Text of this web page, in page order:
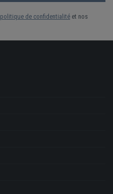
politique de confidentialité et nos